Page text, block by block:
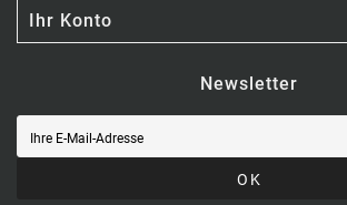
Ihr Konto
Newsletter
OK